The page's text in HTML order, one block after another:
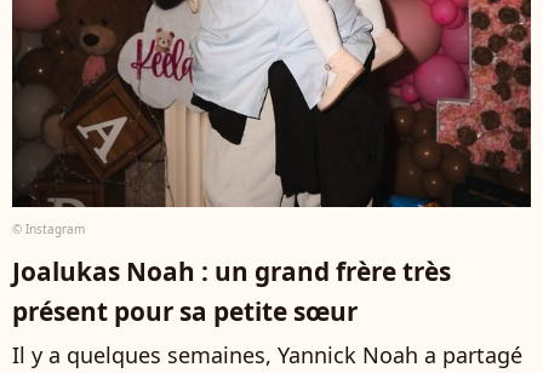
© Instagram
Joalukas Noah : un grand frère très
présent pour sa petite sœur
Il y a quelques semaines, Yannick Noah a partagé